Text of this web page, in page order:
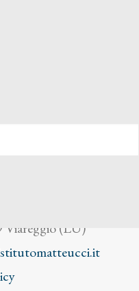
Viareggio (LU)